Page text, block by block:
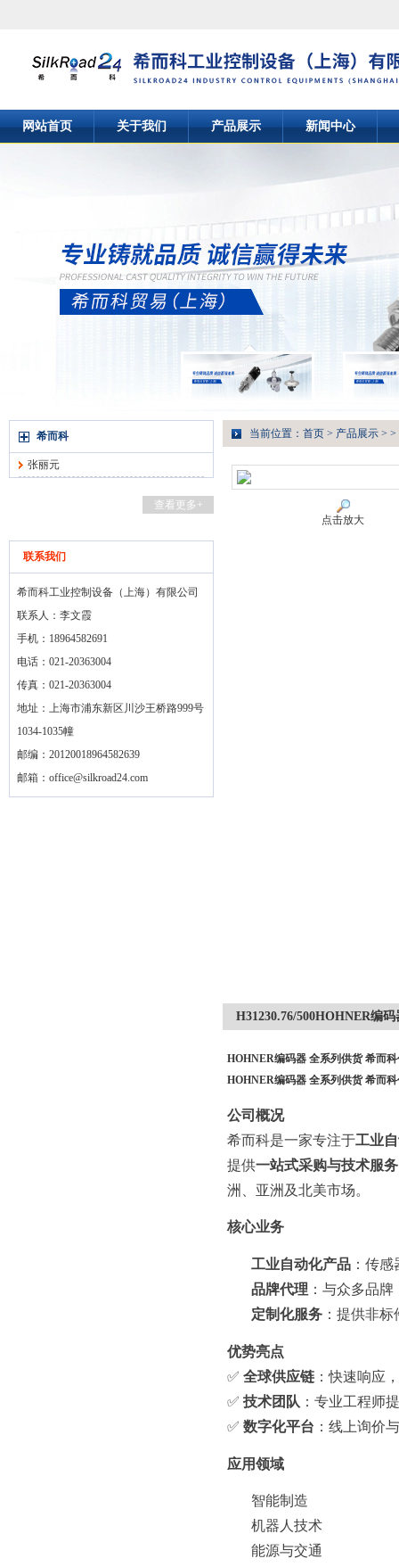
网站首页 关于我们 产品展示 新闻中心
希而科
张丽元
查看更多+
联系我们
希而科工业控制设备（上海）有限公司
联系人：李文霞
手机：18964582691
电话：021-20363004
传真：021-20363004
地址：上海市浦东新区川沙王桥路999号
1034-1035幢
邮编：20120018964582639
邮箱： office@silkroad24.com
当前位置： 首页 > 产品展示 > >
点击放大
H31230.76/500HOHNER编
HOHNER编码器 全系列供货 希而
HOHNER编码器 全系列供货 希而
公司概况
希而科是一家专注于工业
提供一站式采购与技术服务
洲、亚洲及北美市场。
核心业务
工业自动化产品 ：传
品牌代理 ：与众多品
定制化服务 ：提供非
优势亮点
✅ 全球供应链 ：快速响应
✅ 技术团队 ：专业工程师
✅ 数字化平台 ：线上询价
应用领域
智能制造
机器人技术
能源与交通